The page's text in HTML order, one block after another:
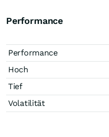
Performance
Performance
Hoch
Tief
Volatilität